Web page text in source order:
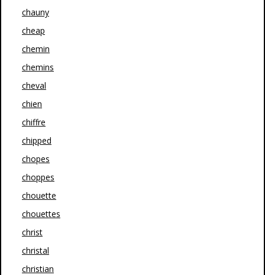
chauny
cheap
chemin
chemins
cheval
chien
chiffre
chipped
chopes
choppes
chouette
chouettes
christ
christal
christian